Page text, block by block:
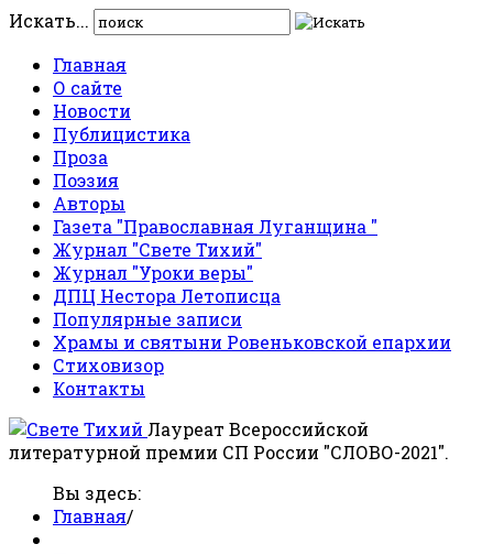
Искать...
Главная
О сайте
Новости
Публицистика
Проза
Поэзия
Авторы
Газета "Православная Луганщина "
Журнал "Свете Тихий"
Журнал "Уроки веры"
ДПЦ Нестора Летописца
Популярные записи
Храмы и святыни Ровеньковской епархии
Стиховизор
Контакты
Лауреат Всероссийской
литературной премии СП России "СЛОВО-2021".
Вы здесь:
Главная/